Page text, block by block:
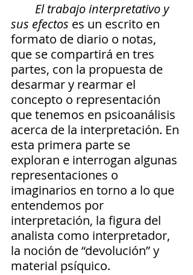
El trabajo interpretativo y
sus efectos es un escrito en
formato de diario o notas,
que se compartirá en tres
partes, con la propuesta de
desarmar y rearmar el
concepto o representación
que tenemos en psicoanálisis
acerca de la interpretación. En
esta primera parte se
exploran e interrogan algunas
representaciones o
imaginarios en torno a lo que
entendemos por
interpretación, la figura del
analista como interpretador,
la noción de “devolución” y
material psíquico.